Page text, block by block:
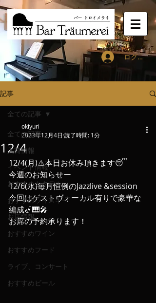
ログイン
記事
全ての記事
入荷情報
イベント情報
おすすめカクテル
おすすめウィスキー
お店情報
おすすめワイン
おすすめフード
ライブ、コンサート
おすすめビール
全ての記事
12/4
okiyuri
2023年12月4日 読了時間: 1分
12/4(月)⚠️本日お休み頂きます😴
今週のお知らせー
12/6(水)毎月恒例のJazzlive &session
今回はゲストヴォーカル有りで豪華な
編成🎷🎹🎤
お席の予約承ります！